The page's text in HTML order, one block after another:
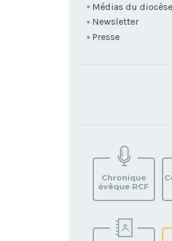
Médias du diocèse
Newsletter
Presse
Chronique
évêque RCF